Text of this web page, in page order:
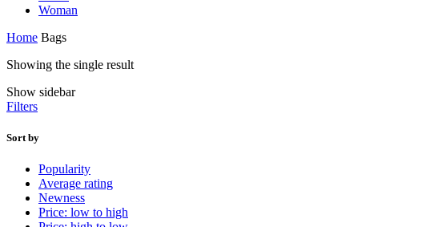
Woman
Home Bags
Showing the single result
Show sidebar
Filters
Sort by
Popularity
Average rating
Newness
Price: low to high